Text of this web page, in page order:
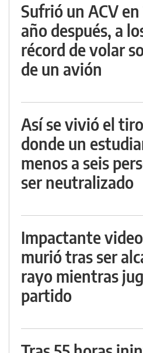
Sufrió un ACV
año después, a
récord de volar
de un avión
Así se vivió el
donde un
menos a seis
ser neutralizado
Impactante
murió tras ser
rayo mientras
partido